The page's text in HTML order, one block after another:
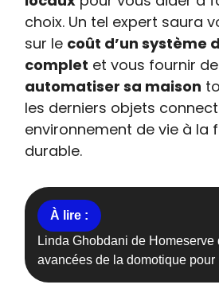
choix. Un tel expert saura
sur le coût d’un système
complet et vous fournir
automatiser sa maison
les derniers objets
environnement de vie à la
durable.
Linda Ghobdani de Homeserve
avancées de la domotique pour